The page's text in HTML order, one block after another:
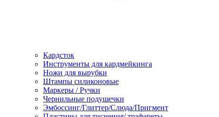
Кардсток
Инструменты для кардмейкинга
Ножи для вырубки
Штампы силиконовые
Маркеры / Ручки
Чернильные подушечки
Эмбоссинг/Глиттер/Слюда/Пригмент